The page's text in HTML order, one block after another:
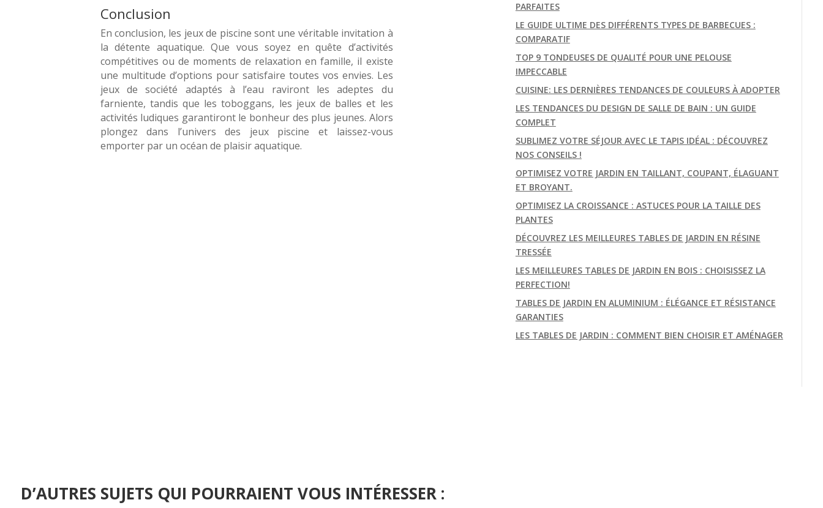
Conclusion
En conclusion, les jeux de piscine sont une véritable invitation à
la détente aquatique. Que vous soyez en quête d’activités
compétitives ou de moments de relaxation en famille, il existe
une multitude d’options pour satisfaire toutes vos envies. Les
jeux de société adaptés à l’eau raviront les adeptes du
farniente, tandis que les toboggans, les jeux de balles et les
activités ludiques garantiront le bonheur des plus jeunes. Alors
plongez dans l’univers des jeux piscine et laissez-vous
emporter par un océan de plaisir aquatique.
PARFAITES
LE GUIDE ULTIME DES DIFFÉRENTS TYPES DE BARBECUES :
COMPARATIF
TOP 9 TONDEUSES DE QUALITÉ POUR UNE PELOUSE
IMPECCABLE
CUISINE: LES DERNIÈRES TENDANCES DE COULEURS À ADOPTER
LES TENDANCES DU DESIGN DE SALLE DE BAIN : UN GUIDE
COMPLET
SUBLIMEZ VOTRE SÉJOUR AVEC LE TAPIS IDÉAL : DÉCOUVREZ
NOS CONSEILS !
OPTIMISEZ VOTRE JARDIN EN TAILLANT, COUPANT, ÉLAGUANT
ET BROYANT.
OPTIMISEZ LA CROISSANCE : ASTUCES POUR LA TAILLE DES
PLANTES
DÉCOUVREZ LES MEILLEURES TABLES DE JARDIN EN RÉSINE
TRESSÉE
LES MEILLEURES TABLES DE JARDIN EN BOIS : CHOISISSEZ LA
PERFECTION!
TABLES DE JARDIN EN ALUMINIUM : ÉLÉGANCE ET RÉSISTANCE
GARANTIES
LES TABLES DE JARDIN : COMMENT BIEN CHOISIR ET AMÉNAGER
D’AUTRES SUJETS QUI POURRAIENT VOUS INTÉRESSER :